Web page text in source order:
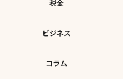
税金
ビジネス
コラム